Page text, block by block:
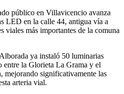
público en Villavicencio avanza
LED en la calle 44, antigua vía a
viales más importantes de la comuna
ya instaló 50 luminarias
la Glorieta La Grama y el
mejorando significativamente las
arteria vial.